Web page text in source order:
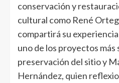
conservación y
cultural como René
compartirá su
uno de los proyectos
preservación del sitio y
Hernández, quien